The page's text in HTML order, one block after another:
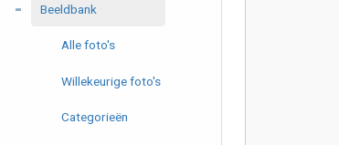
Beeldbank
Alle foto's
Willekeurige foto's
Categorieën